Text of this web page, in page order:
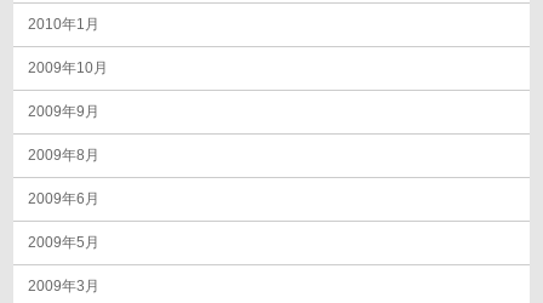
2010年1月
2009年10月
2009年9月
2009年8月
2009年6月
2009年5月
2009年3月